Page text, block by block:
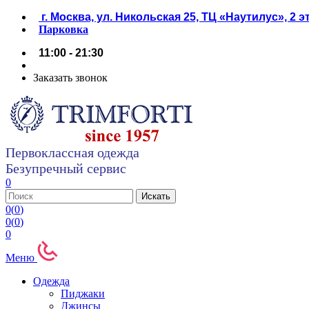
г. Москва, ул. Никольская 25, ТЦ «Наутилус», 2
Парковка
11:00 - 21:30
Заказать звонок
Первоклассная одежда
Безупречный сервис
0
0(0)
0(0)
0
Меню
Одежда
Пиджаки
Джинсы